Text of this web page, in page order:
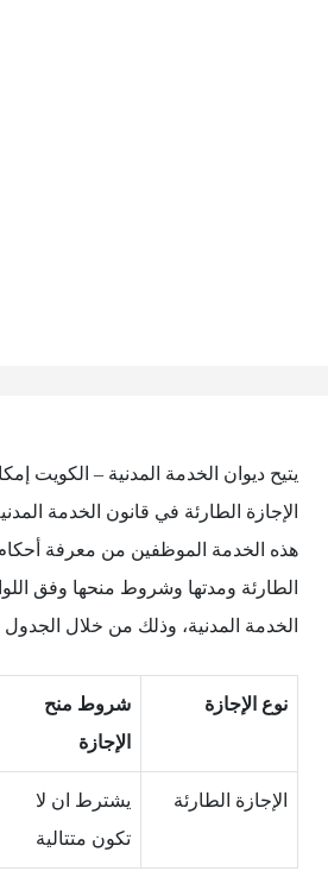
يتيح ديوان الخدمة المدنية – الكويت
الإجازة الطارئة في قانون الخدمة
هذه الخدمة الموظفين من معرفة
الطارئة ومدتها وشروط منحها وفق
الخدمة المدنية، وذلك من خلال الجدول
نوع الإجازة
شروط منح
الإجازة
الإجازة الطارئة
يشترط ان لا
تكون متتالية